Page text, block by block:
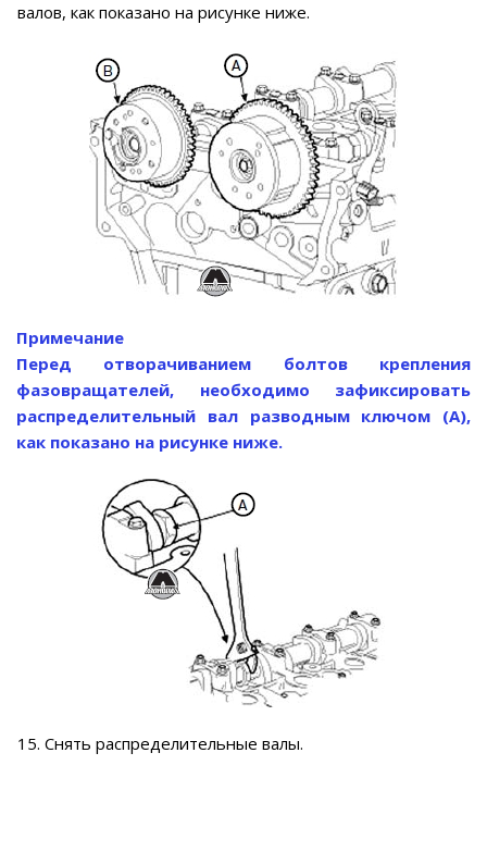
валов, как показано на рисунке ниже.
Примечание
Перед отворачиванием болтов крепления
фазовращателей, необходимо зафиксировать
распределительный вал разводным ключом (А),
как показано на рисунке ниже.
15. Снять распределительные валы.